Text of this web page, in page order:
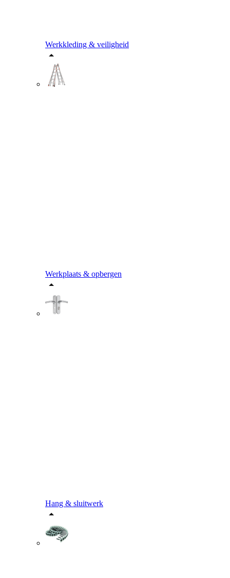
Werkkleding & veiligheid
Werkplaats & opbergen
Hang & sluitwerk